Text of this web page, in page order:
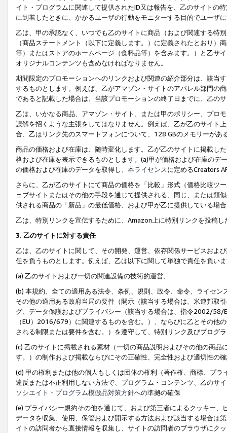
イト・プログラムに関連して提供されたID又は報告を、乙のサイトの
に到着したときに、かかるユーザの行動をモニターする目的でユーザ
乙は、甲の承認なく、いつでも乙のサイトに商品（および関連する特
（商品ステートメント（以下に定義します。）に定義されたとおり
等）またはストアのホームページ（食料品等）を含みます。）と乙サ
オリジナルコンテンツも含めなければなりません。
期間限定のプロモーションへのリンクおよび関連の紹介部分は、該当
するものとします。例えば、乙がアマゾン・サイトのアパレル部門の
であると記載した場合は、当該プロモーションの終了日までに、乙の
乙は、いかなる商品、アマゾン・サイト、または甲のポリシー、プロ
誤解を招くような主張をしてはなりません。例えば、乙が乙のサイト
合、乙はリンク先のスマートフォンについて、128 GBのメモリーがあ
商品の価格および在庫は、随時変化します。乙が乙のサイトに掲載し
格および在庫を表示できるものとします。(a)甲が価格および在庫の
の価格および在庫のデータを取得し、 本ライセンスに定めるCreators
さらに、乙が乙のサイトにて商品の価格を「比較」形式（価格比較ツ
ェブサイトまたはその他の手段を通じて提供される、同じ、または類
供される商品の「新品」の最低価格、および甲が乙に提供している場
乙は、特別リンクを宣伝するために、Amazon上に特別リンクを投稿
3. 乙のサイトに対する責任
乙は、乙のサイトに関して、その開発、運営、依存関係サービスおよ
任を負うものとします。例えば、乙は以下に関して単独で責任を負い
(a) 乙のサイトおよび一切の関連設備の技術的運営、
(b) 本規約、全ての適用ある法令、条例、規則、政令、命令、ライセ
その他の適用ある政府当局の要件（開示（該当する場合は、米連邦取
グ、データ保護およびプライバシー（該当する場合は、指令2002/58/
（EU）2016/679）に関連するものを含む。）、ならびに乙とその他
される制限または要件を含む。）を遵守して、特別リンク及びプログ
(c) 乙のサイトに掲載される素材（一切の商品説明およびその他の商
す。）の制作および掲載ならびにその正確性、完全性および適切性の
(d) 甲の権利または他の個人もしくは団体の権利（著作権、商標、プ
違反または不正利用しない方法で、プログラム・コンテンツ、乙のサ
ソシエイト・プログラム模倣品対策方針への準拠の確保
(e) プライバシー規約その他を通じて、および第三者によるクッキー
データを収集、使用、保管および開示する方法および該当する場合は
イトの訪問者から直接情報を収集し、サイトの訪問者のブラウザにク